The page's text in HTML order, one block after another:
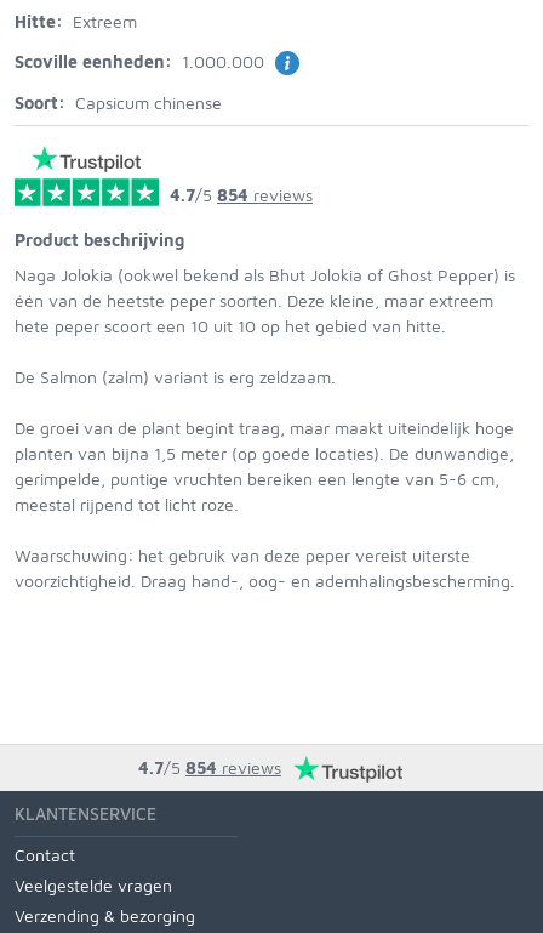
Hitte:
Extreem
Scoville eenheden:
1.000.000
Soort: Capsicum chinense
4.7/5 854 reviews
Product beschrijving
Naga Jolokia (ookwel bekend als Bhut Jolokia of Ghost Pepper) is
één van de heetste peper soorten. Deze kleine, maar extreem
hete peper scoort een 10 uit 10 op het gebied van hitte.
De Salmon (zalm) variant is erg zeldzaam.
De groei van de plant begint traag, maar maakt uiteindelijk hoge
planten van bijna 1,5 meter (op goede locaties). De dunwandige,
gerimpelde, puntige vruchten bereiken een lengte van 5-6 cm,
meestal rijpend tot licht roze.
Waarschuwing: het gebruik van deze peper vereist uiterste
voorzichtigheid. Draag hand-, oog- en ademhalingsbescherming.
4.7/5 854 reviews
KLANTENSERVICE
Contact
Veelgestelde vragen
Verzending & bezorging